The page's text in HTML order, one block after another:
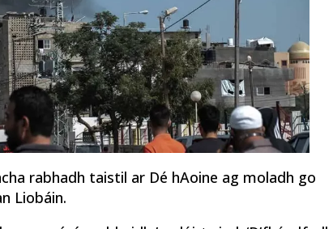
rabhadh taistil ar Dé hAoine ag moladh go
Liobáin.